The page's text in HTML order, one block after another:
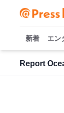
新着 エン
Report